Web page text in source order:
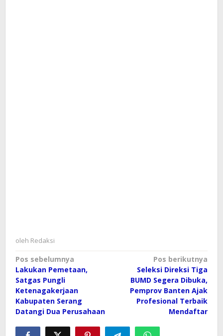
oleh Redaksi
Navigasi
pos
Pos sebelumnya
Lakukan Pemetaan,
Satgas Pungli
Ketenagakerjaan
Kabupaten Serang
Datangi Dua Perusahaan
Pos berikutnya
Seleksi Direksi Tiga
BUMD Segera Dibuka,
Pemprov Banten Ajak
Profesional Terbaik
Mendaftar